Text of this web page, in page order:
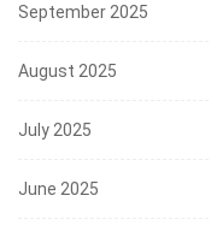
September 2025
August 2025
July 2025
June 2025